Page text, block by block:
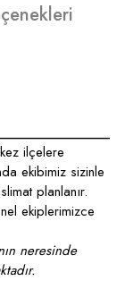
ilçelere
ekibimiz sizinle
planlanır.
ekiplerimizce
neresinde